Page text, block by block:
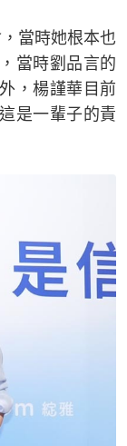
當時她根本也
當時劉品言的
，楊謹華目前
是一輩子的責